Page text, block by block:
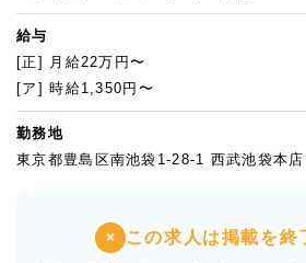
給与
[正] 月給22万円〜
[ア] 時給1,350円〜
勤務地
東京都豊島区南池袋1-28-1 西武池袋本店
× この求人は掲載を終